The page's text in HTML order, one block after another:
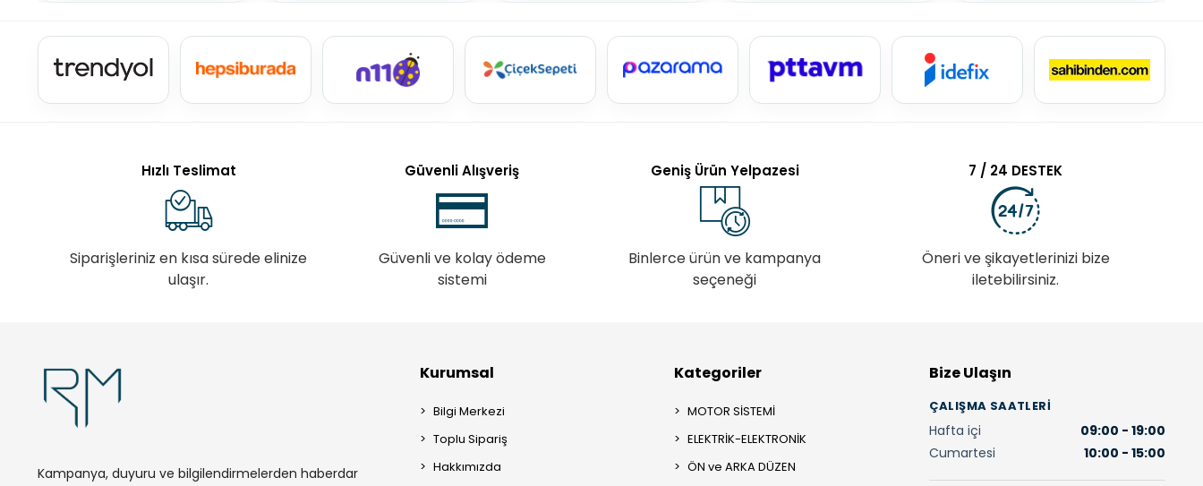
Hızlı Teslimat
Siparişleriniz en kısa sürede elinize
ulaşır.
Güvenli Alışveriş
Güvenli ve kolay ödeme
sistemi
Geniş Ürün Yelpazesi
Binlerce ürün ve kampanya
seçeneği
7 / 24 DESTEK
Öneri ve şikayetlerinizi bize
iletebilirsiniz.
Kampanya, duyuru ve bilgilendirmelerden haberdar
Kurumsal
Bilgi Merkezi
Toplu Sipariş
Hakkımızda
Kategoriler
MOTOR SİSTEMİ
ELEKTRİK-ELEKTRONİK
ÖN ve ARKA DÜZEN
Bize Ulaşın
ÇALIŞMA SAATLERI
Hafta içi
09:00 - 19:00
Cumartesi
10:00 - 15:00